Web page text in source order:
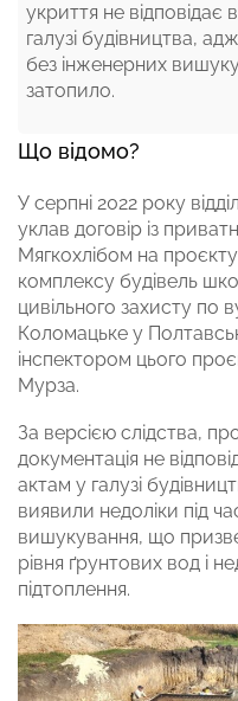
укриття не
галузі будівництва,
без інженерних
затопило.
Що відомо?
У серпні 2022 року
уклав договір із
Мягкохлібом на
комплексу будівель
цивільного захисту по
Коломацьке у
інспектором цього
Мурза.
За версією слідства,
документація не
актам у галузі
виявили недоліки під
вишукування, що
рівня ґрунтових вод і
підтоплення.